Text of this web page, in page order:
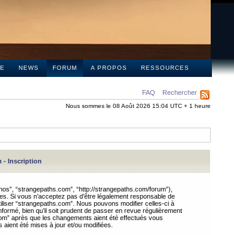
NEWS FORUM A PROPOS RESSOURCES
FAQ Rechercher
Nous sommes le 08 Août 2026 15:04 UTC + 1 heure
- Inscription
“strangepaths.com”, “http://strangepaths.com/forum”),
Si vous n’acceptez pas d’être légalement responsable de
“strangepaths.com”. Nous pouvons modifier celles-ci à
bien qu’il soit prudent de passer en revue régulièrement
après que les changements aient été effectués vous
été mises à jour et/ou modifiées.